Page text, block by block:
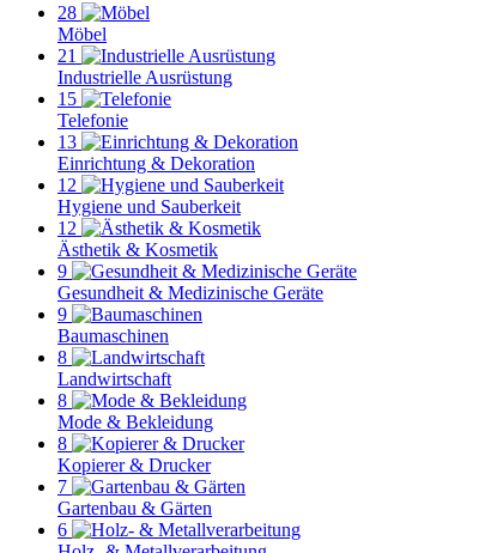
28
Möbel
21
Industrielle Ausrüstung
15
Telefonie
13
Einrichtung & Dekoration
12
Hygiene und Sauberkeit
12
Ästhetik & Kosmetik
9
Gesundheit & Medizinische Geräte
9
Baumaschinen
8
Landwirtschaft
8
Mode & Bekleidung
8
Kopierer & Drucker
7
Gartenbau & Gärten
6